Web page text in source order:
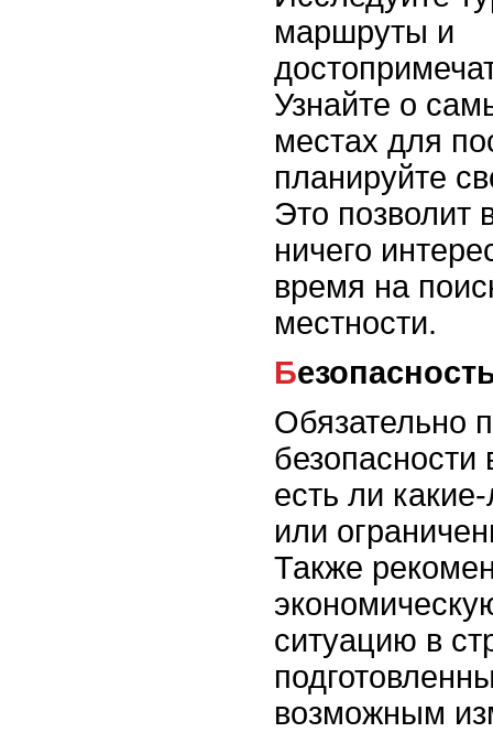
маршруты и
Узнайте о
местах для
планируйте
Это позволит
ничего
время на
местности.
Обязательно
безопасности
есть ли
или
Также
ситуацию в
возможным